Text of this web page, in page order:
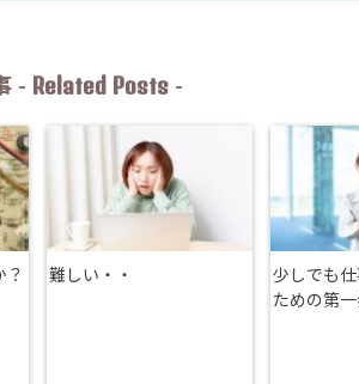
- Related Posts-
？ 難しい・・
少しでも
ための第